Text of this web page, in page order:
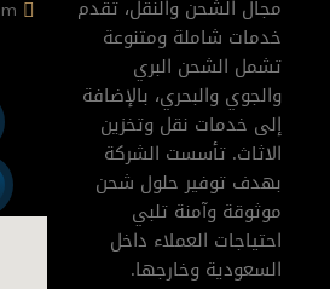
مجال الشحن والنقل، تقدم
خدمات شاملة ومتنوعة
تشمل الشحن البري
والجوي والبحري، بالإضافة
إلى خدمات نقل وتخزين
الاثاث. تأسست الشركة
بهدف توفير حلول شحن
موثوقة وآمنة تلبي
احتياجات العملاء داخل
السعودية وخارجها.